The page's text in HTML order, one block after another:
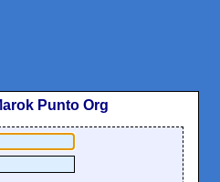
Punto Org